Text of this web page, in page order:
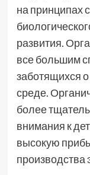
на принципах
развития.
все большим
заботящихся
среде.
более
внимания к
высокую
производства